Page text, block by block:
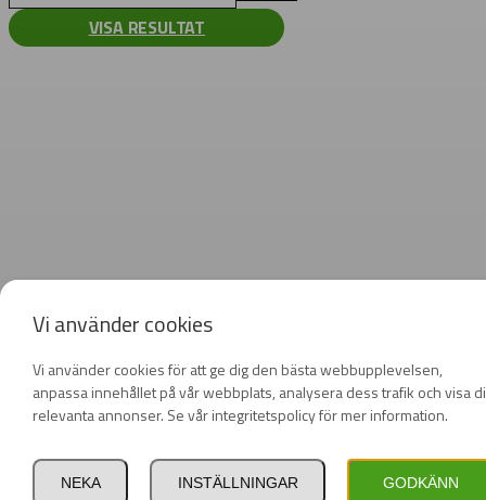
Privat
Företag
Vi använder cookies
Vi använder cookies för att ge dig den bästa webbupplevelsen,
anpassa innehållet på vår webbplats, analysera dess trafik och visa
relevanta annonser. Se vår integritetspolicy för mer information.
GODKÄNN
INSTÄLLNINGAR
NEKA
VISA RESULTAT